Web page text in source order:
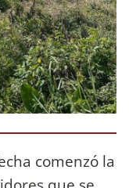
comenzó la